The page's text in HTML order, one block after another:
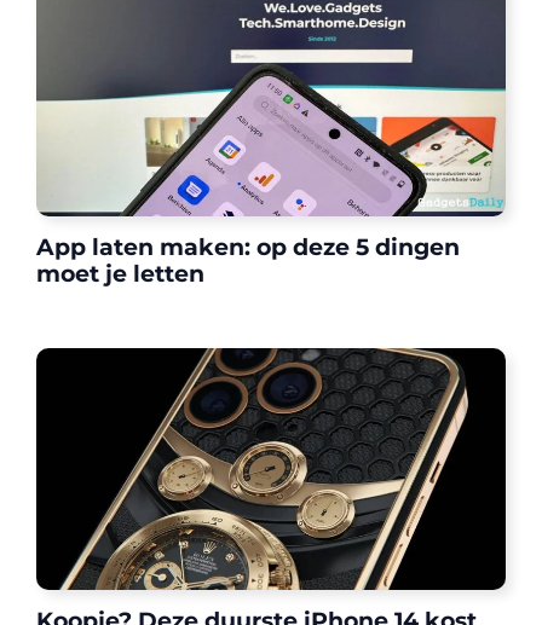
App laten maken: op deze 5 dingen
moet je letten